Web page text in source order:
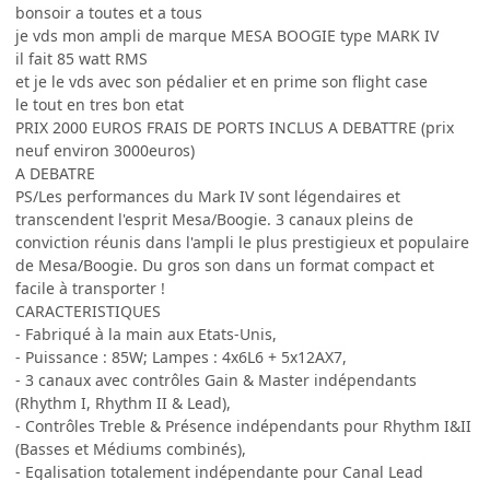
bonsoir a toutes et a tous
je vds mon ampli de marque MESA BOOGIE type MARK IV
il fait 85 watt RMS
et je le vds avec son pédalier et en prime son flight case
le tout en tres bon etat
PRIX 2000 EUROS FRAIS DE PORTS INCLUS A DEBATTRE (prix
neuf environ 3000euros)
A DEBATRE
PS/Les performances du Mark IV sont légendaires et
transcendent l'esprit Mesa/Boogie. 3 canaux pleins de
conviction réunis dans l'ampli le plus prestigieux et populaire
de Mesa/Boogie. Du gros son dans un format compact et
facile à transporter !
CARACTERISTIQUES
- Fabriqué à la main aux Etats-Unis,
- Puissance : 85W; Lampes : 4x6L6 + 5x12AX7,
- 3 canaux avec contrôles Gain & Master indépendants
(Rhythm I, Rhythm II & Lead),
- Contrôles Treble & Présence indépendants pour Rhythm I&II
(Basses et Médiums combinés),
- Egalisation totalement indépendante pour Canal Lead